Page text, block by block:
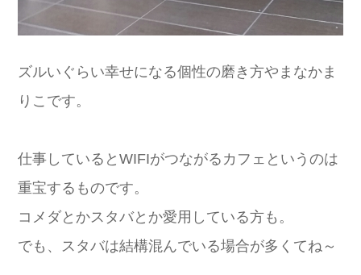
ズルいぐらい幸せになる個性の磨き方やまなかま
りこです。
仕事しているとWIFIがつながるカフェというのは
重宝するものです。
コメダとかスタバとか愛用している方も。
でも、スタバは結構混んでいる場合が多くてね～